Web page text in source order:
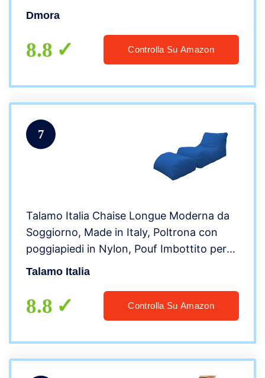
Ardesia
Dmora
8.8 Controlla Su Amazon
7
Talamo Italia Chaise Longue Moderna da
Soggiorno, Made in Italy, Poltrona con
poggiapiedi in Nylon, Pouf Imbottito per
Camera da Letto, cm 120x80h60, Colore
Talamo Italia
8.8 Controlla Su Amazon